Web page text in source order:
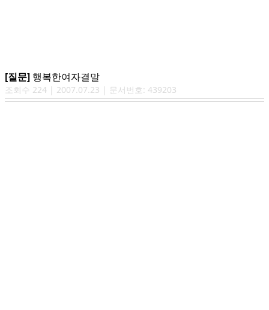
[질문] 행복한여자결말
조회수 224 | 2007.07.23 | 문서번호: 439203